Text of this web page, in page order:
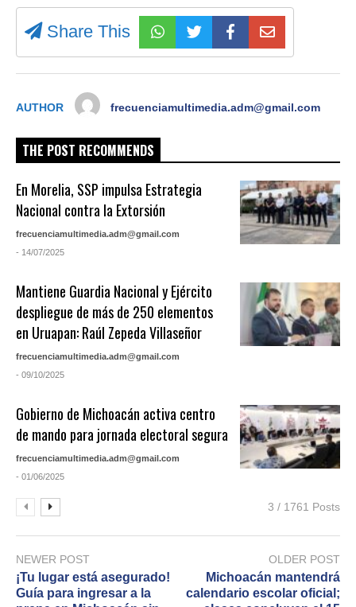
Share This
AUTHOR frecuenciamultimedia.adm@gmail.com
THE POST RECOMMENDS
En Morelia, SSP impulsa Estrategia
Nacional contra la Extorsión
frecuenciamultimedia.adm@gmail.com
- 14/07/2025
Mantiene Guardia Nacional y Ejército
despliegue de más de 250 elementos
en Uruapan: Raúl Zepeda Villaseñor
frecuenciamultimedia.adm@gmail.com
- 09/10/2025
Gobierno de Michoacán activa centro
de mando para jornada electoral segura
frecuenciamultimedia.adm@gmail.com
- 01/06/2025
3 / 1761 Posts
NEWER POST
¡Tu lugar está asegurado!
Guía para ingresar a la
OLDER POST
Michoacán mantendrá
calendario escolar oficial;